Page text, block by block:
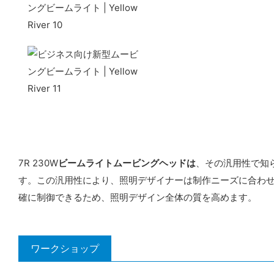
7R 230Wビームライトムービングヘッドは、その汎用性で知
す。この汎用性により、照明デザイナーは制作ニーズに合
確に制御できるため、照明デザイン全体の質を高めます。
ワークショップ